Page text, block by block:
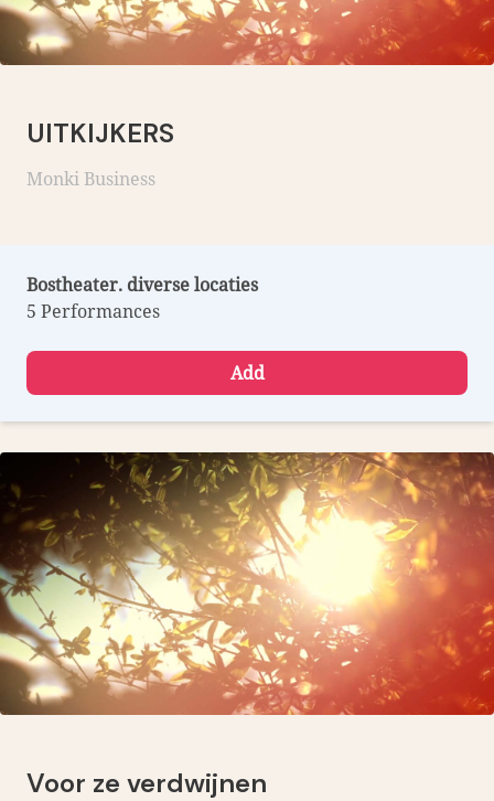
UITKIJKERS
Monki Business
Bostheater. diverse locaties
5 Performances
Add
Voor ze verdwijnen